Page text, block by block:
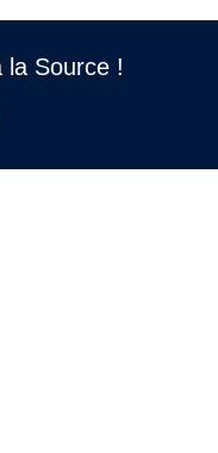
la Source !